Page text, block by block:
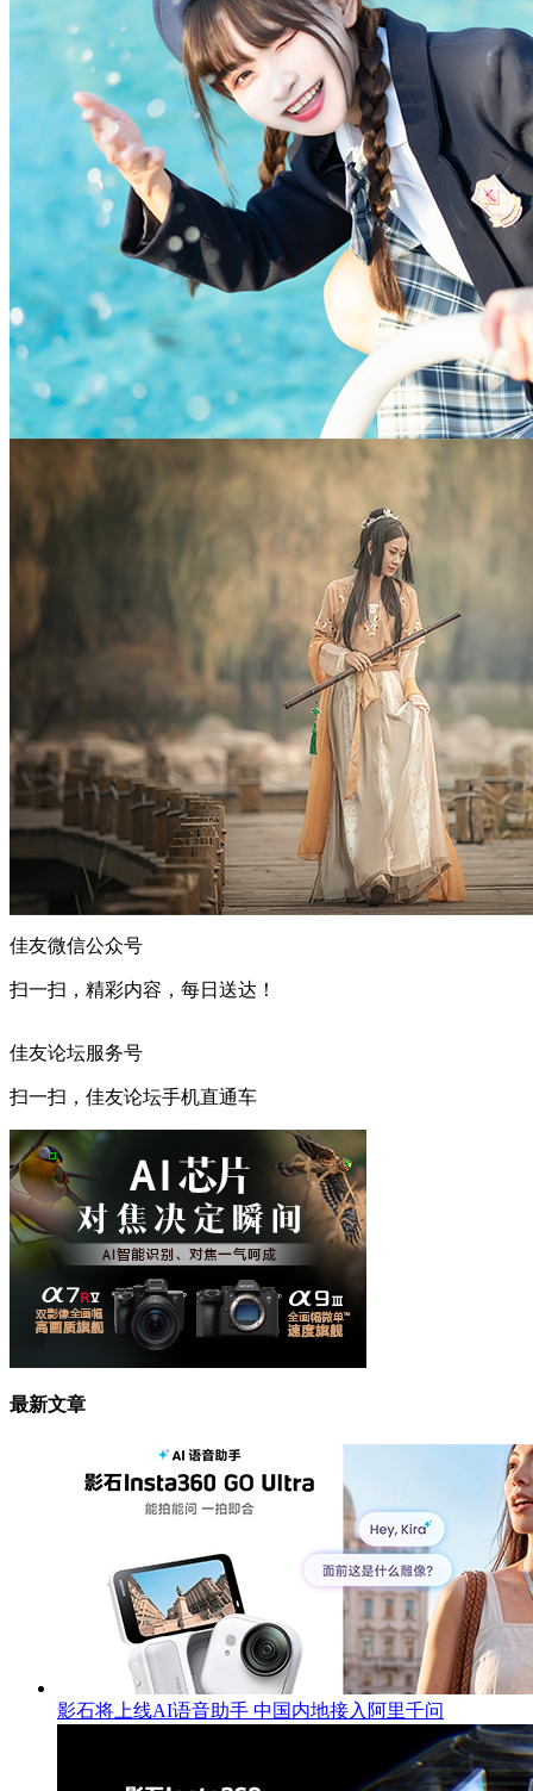
佳友微信公众号
扫一扫，精彩内容，每日送达！
佳友论坛服务号
扫一扫，佳友论坛手机直通车
最新文章
影石将上线AI语音助手 中国内地接入阿里千问